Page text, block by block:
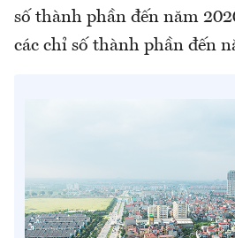
số thành phần đến năm
các chỉ số thành phần đến